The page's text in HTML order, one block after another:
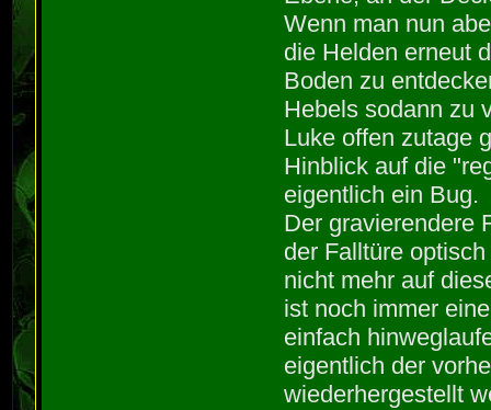
Wenn man nun
die Helden erneut
Boden zu
Hebels sodann zu
Luke offen zutage
Hinblick auf die
eigentlich ein Bug.
Der gravierendere
der Falltüre
nicht mehr auf
ist noch immer
einfach
eigentlich der
wiederhergestellt